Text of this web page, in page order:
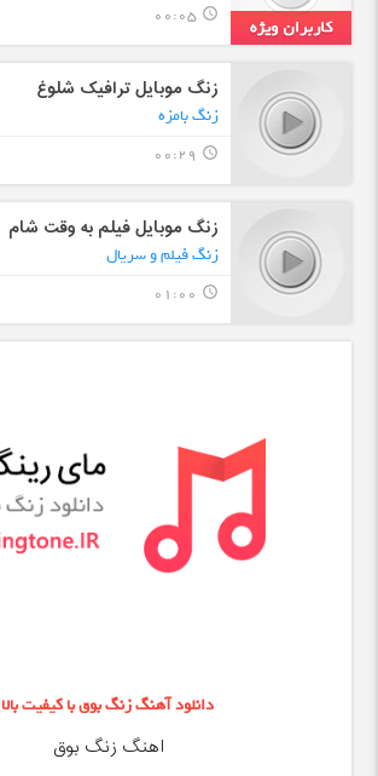
query_builder
00:05
زنگ موبایل ترافیک شلوغ
زنگ بامزه
query_builder
00:29
زنگ موبایل فیلم به وقت شام
زنگ فیلم و سریال
query_builder
01:00
دانلود آهنگ زنگ بوق با کیفیت بالا
اهنگ زنگ بوق